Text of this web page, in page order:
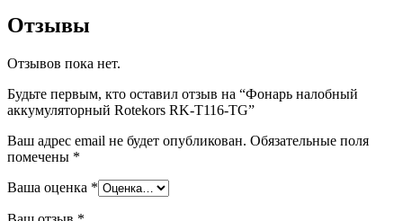
Отзывы
Отзывов пока нет.
Будьте первым, кто оставил отзыв на “Фонарь налобный
аккумуляторный Rotekors RK-T116-TG”
Ваш адрес email не будет опубликован. Обязательные поля
помечены *
Ваша оценка *